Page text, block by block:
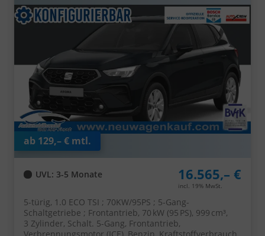
Fernbedienung
UVL : 3-5 Monate 16.565,– €
incl. 19% MwSt.
ab 129,– € mtl.
5-türig, 1.0 ECO TSI ; 70KW/95PS ; 5-Gang-
Schaltgetriebe ; Frontantrieb, 70 kW (95 PS), 999 cm³,
3 Zylinder, Schalt. 5-Gang, Frontantrieb,
Verbrennungsmotor (ICE), Benzin, Kraftstoffverbrauch